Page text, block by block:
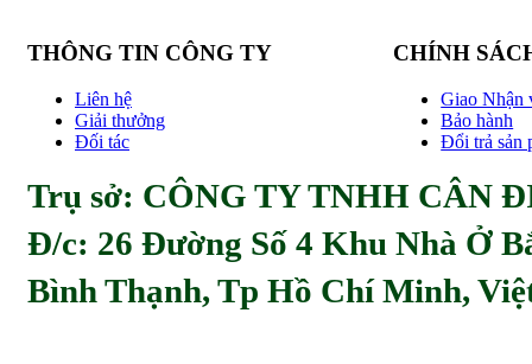
THÔNG TIN CÔNG TY
Liên hệ
Giải thưởng
Đối tác
CHÍNH
Giao Nhận
Bảo hành
Đổi trả sản
Trụ sở: CÔNG TY TNHH CÂN
Đ/c: 26 Đường Số 4 Khu Nhà Ở
Bình Thạnh, Tp Hồ Chí Minh,